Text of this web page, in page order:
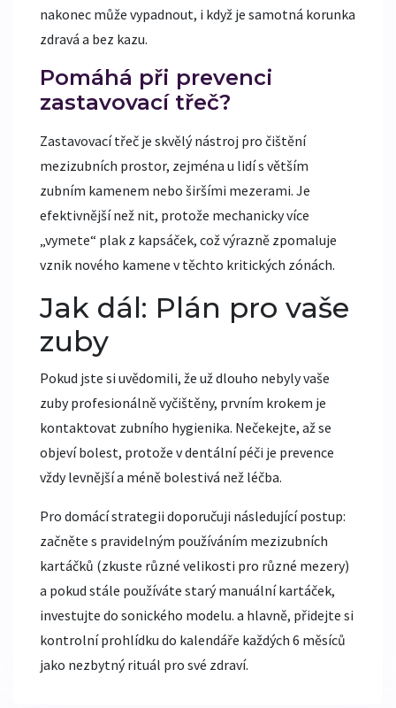
nakonec může vypadnout, i když je samotná korunka
zdravá a bez kazu.
Pomáhá při prevenci
zastavovací třeč?
Zastavovací třeč je skvělý nástroj pro čištění
mezizubních prostor, zejména u lidí s větším
zubním kamenem nebo širšími mezerami. Je
efektivnější než nit, protože mechanicky více
„vymete“ plak z kapsáček, což výrazně zpomaluje
vznik nového kamene v těchto kritických zónách.
Jak dál: Plán pro vaše
zuby
Pokud jste si uvědomili, že už dlouho nebyly vaše
zuby profesionálně vyčištěny, prvním krokem je
kontaktovat zubního hygienika. Nečekejte, až se
objeví bolest, protože v dentální péči je prevence
vždy levnější a méně bolestivá než léčba.
Pro domácí strategii doporučuji následující postup:
začněte s pravidelným používáním mezizubních
kartáčků (zkuste různé velikosti pro různé mezery)
a pokud stále používáte starý manuální kartáček,
investujte do sonického modelu. a hlavně, přidejte si
kontrolní prohlídku do kalendáře každých 6 měsíců
jako nezbytný rituál pro své zdraví.